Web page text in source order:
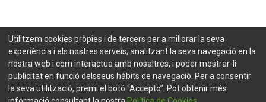
Utilitzem cookies pròpies i de tercers per a millorar la seva
experiència i els nostres serveis, analitzant la seva navegació en la
nostra web i com interactua amb nosaltres, i poder mostrar-li
publicitat en funció delsseus hàbits de navegació. Per a consentir
la seva utilització, premi el botó “Accepto”. Pot obtenir més